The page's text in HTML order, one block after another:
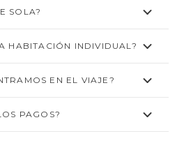
SOLA?
HABITACIÓN INDIVIDUAL?
EN EL VIAJE?
PAGOS?